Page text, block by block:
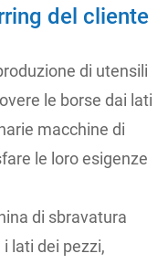
del cliente
di utensili
le borse dai lati
macchine di
le loro esigenze
di sbravatura
lati dei pezzi,